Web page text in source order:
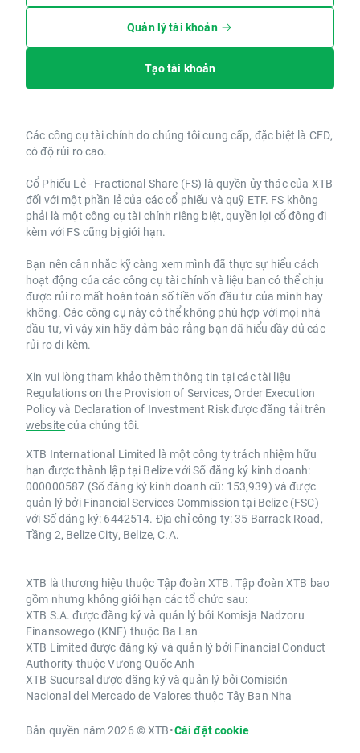
Quản lý tài khoản
Tạo tài khoản
Các công cụ tài chính do chúng tôi cung cấp, đặc biệt là CFD,
có độ rủi ro cao.
Cổ Phiếu Lẻ - Fractional Share (FS) là quyền ủy thác của XTB
đối với một phần lẻ của các cổ phiếu và quỹ ETF. FS không
phải là một công cụ tài chính riêng biệt, quyền lợi cổ đông đi
kèm với FS cũng bị giới hạn.
Bạn nên cân nhắc kỹ càng xem mình đã thực sự hiểu cách
hoạt động của các công cụ tài chính và liệu bạn có thể chịu
được rủi ro mất hoàn toàn số tiền vốn đầu tư của mình hay
không. Các công cụ này có thể không phù hợp với mọi nhà
đầu tư, vì vậy xin hãy đảm bảo rằng bạn đã hiểu đầy đủ các
rủi ro đi kèm.
Xin vui lòng tham khảo thêm thông tin tại các tài liệu
Regulations on the Provision of Services, Order Execution
Policy và Declaration of Investment Risk được đăng tải trên
websitecủa chúng tôi.
XTB International Limited là một công ty trách nhiệm hữu
hạn được thành lập tại Belize với Số đăng ký kinh doanh:
000000587 (Số đăng ký kinh doanh cũ: 153,939) và được
quản lý bởi Financial Services Commission tại Belize (FSC)
với Số đăng ký: 6442514. Địa chỉ công ty: 35 Barrack Road,
Tầng 2, Belize City, Belize, C.A.
XTB là thương hiệu thuộc Tập đoàn XTB. Tập đoàn XTB bao
gồm nhưng không giới hạn các tổ chức sau:
XTB S.A. được đăng ký và quản lý bởi Komisja Nadzoru
Finansowego (KNF) thuộc Ba Lan
XTB Limited được đăng ký và quản lý bởi Financial Conduct
Authority thuộc Vương Quốc Anh
XTB Sucursal được đăng ký và quản lý bởi Comisión
Nacional del Mercado de Valores thuộc Tây Ban Nha
Bản quyền năm 2026 © XTB•Cài đặt cookie